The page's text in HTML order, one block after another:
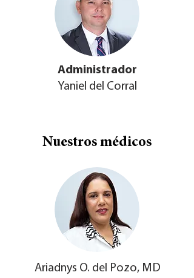
Administrador
Yaniel del Corral
Nuestros médicos
Ariadnys O. del Pozo, MD